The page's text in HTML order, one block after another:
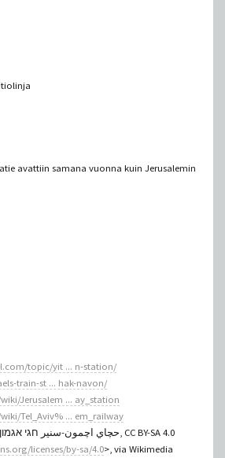
avattiin samana vuonna kuin Jerusalemin
topic/yit ... n-station/
train-st ... hak-navon/
Jerusalem ... ay_station
Tel_Aviv% ... em_railway
licenses/by-sa/4.0>, via Wikimedia